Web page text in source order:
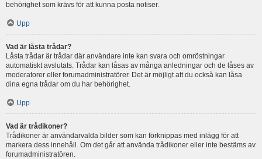
behörighet som krävs för att kunna posta notiser.
Upp
Vad är låsta trådar?
Låsta trådar är trådar där användare inte kan svara och omröstningar
automatiskt avslutats. Trådar kan låsas av många anledningar och de låses av
moderatorer eller forumadministratörer. Det är möjligt att du också kan låsa
dina egna trådar om du har behörighet.
Upp
Vad är trådikoner?
Trådikoner är användarvalda bilder som kan förknippas med inlägg för att
markera dess innehåll. Om det går att använda trådikoner eller inte bestäms av
forumadministratören.